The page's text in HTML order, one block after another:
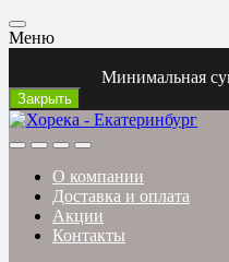
Меню
Минимальная
Закрыть
О компании
Доставка и оплата
Акции
Контакты